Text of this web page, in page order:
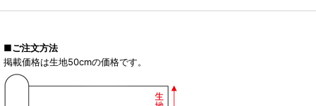
■ご注文方法
掲載価格は生地50cmの価格です。